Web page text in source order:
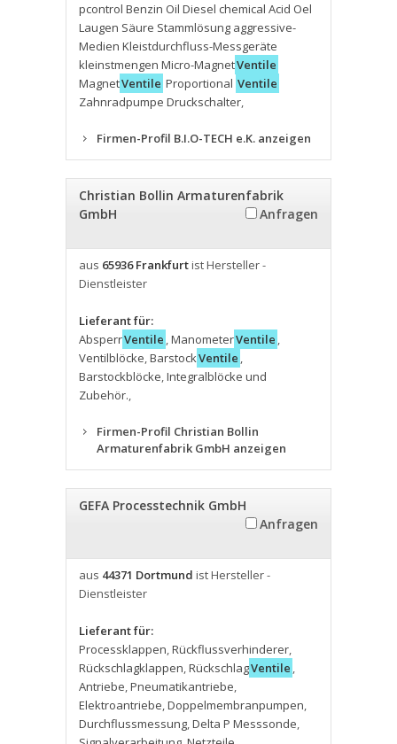
pcontrol Benzin Oil Diesel chemical Acid Oel
Laugen Säure Stammlösung aggressive-
Medien Kleistdurchfluss-Messgeräte
kleinstmengen Micro-MagnetVentile
MagnetVentile Proportional Ventile
Zahnradpumpe Druckschalter,
Firmen-Profil B.I.O-TECH e.K. anzeigen
Christian Bollin Armaturenfabrik
GmbH
Anfragen
aus 65936 Frankfurtist Hersteller -
Dienstleister
Lieferant für:
AbsperrVentile ,ManometerVentile ,
Ventilblöcke,BarstockVentile ,
Barstockblöcke,Integralblöcke und
Zubehör.,
Firmen-Profil Christian Bollin
Armaturenfabrik GmbH anzeigen
GEFA Processtechnik GmbH
Anfragen
aus 44371 Dortmund ist Hersteller -
Dienstleister
Lieferant für:
Processklappen,Rückflussverhinderer,
Rückschlagklappen,RückschlagVentile ,
Antriebe,Pneumatikantriebe,
Elektroantriebe,Doppelmembranpumpen,
Durchflussmessung,Delta P Messsonde,